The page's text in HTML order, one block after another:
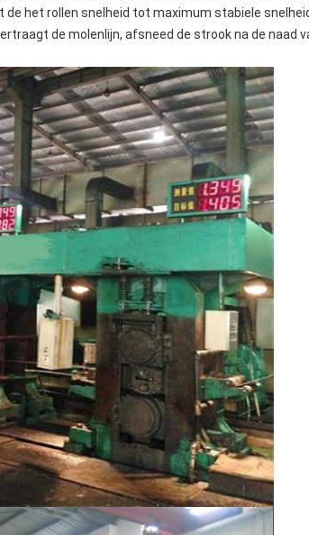
het rollen snelheid tot maximum stabiele
de molenlijn, afsneed de strook na de naad